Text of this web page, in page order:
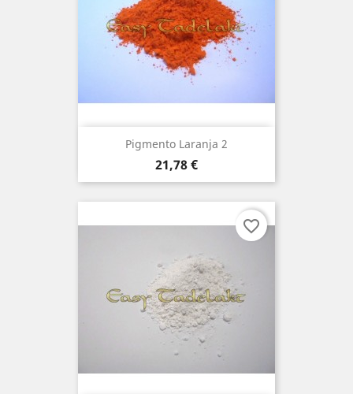
Pigmento Laranja 2
Preço
21,78 €
favorite_border